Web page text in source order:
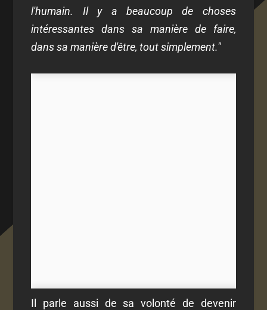
l'humain. Il y a beaucoup de choses
intéressantes dans sa manière de faire,
dans sa manière d'être, tout simplement."
Il parle aussi de sa volonté de devenir